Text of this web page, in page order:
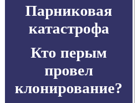
Парниковая
катастрофа
Кто перым
провел
клонирование?